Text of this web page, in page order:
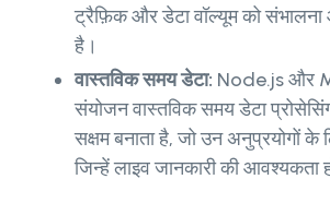
ट्रैफ़िक और डेटा वॉल्यूम को संभालना
है।
वास्तविक समय डेटा: Node.js और
संयोजन वास्तविक समय डेटा
सक्षम बनाता है, जो उन अनुप्रयोगों के
जिन्हें लाइव जानकारी की आवश्यकता